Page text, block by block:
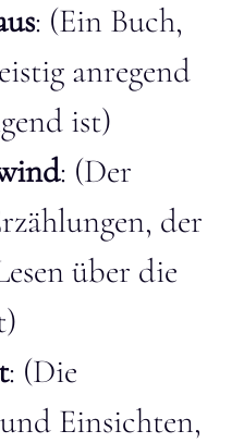
: (Ein Buch,
anregend
ist)
: (Der
der
über die
: (Die
Einsichten,